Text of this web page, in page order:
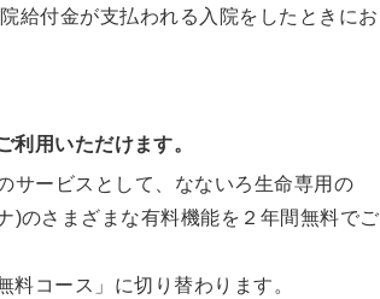
給付金が支払われる入院をしたときにお
利用いただけます。
サービスとして、なないろ生命専用の
)のさまざまな有料機能を２年間無料でご
コース」に切り替わります。